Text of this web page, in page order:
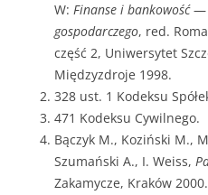
W: Finanse i bankowość—
gospodarczego, red.
część 2, Uniwersytet
Międzyzdroje 1998.
328 ust. 1 Kodeksu
471 Kodeksu Cywilnego.
Bączyk M., Koziński M.,
Szumański A., I. Weiss,
Zakamycze, Kraków 2000.